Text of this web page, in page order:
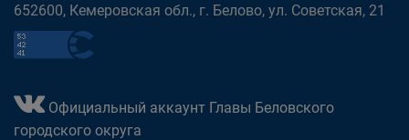
652600, Кемеровская обл., г. Белово, ул. Советская, 21
Официальный аккаунт Главы Беловского
городского округа